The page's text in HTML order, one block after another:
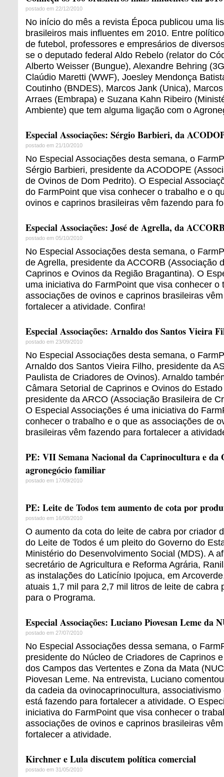
postado em 22/12/2010
No início do mês a revista Época publicou uma
brasileiros mais influentes em 2010. Entre
de futebol, professores e empresários de
se o deputado federal Aldo Rebelo (relator do
Alberto Weisser (Bungue), Alexandre Behring
Claúdio Maretti (WWF), Joesley Mendonça
Coutinho (BNDES), Marcos Jank (Unica),
Arraes (Embrapa) e Suzana Kahn Ribeiro
Ambiente) que tem alguma ligação com o
Especial Associações: Sérgio Barbieri, da
postado em 21/10/2010
No Especial Associações desta semana, o
Sérgio Barbieri, presidente da ACODOPE
de Ovinos de Dom Pedrito). O Especial
do FarmPoint que visa conhecer o trabalho e o
ovinos e caprinos brasileiras vêm fazendo para
Especial Associações: José de Agrella, da
postado em 05/10/2010
No Especial Associações desta semana, o
de Agrella, presidente da ACCORB (Associação
Caprinos e Ovinos da Região Bragantina). O
uma iniciativa do FarmPoint que visa conhecer o
associações de ovinos e caprinos brasileiras
fortalecer a atividade. Confira!
Especial Associações: Arnaldo dos Santos Vieira
postado em 23/09/2010
No Especial Associações desta semana, o
Arnaldo dos Santos Vieira Filho, presidente da
Paulista de Criadores de Ovinos). Arnaldo
Câmara Setorial de Caprinos e Ovinos do
presidente da ARCO (Associação Brasileira de
O Especial Associações é uma iniciativa do
conhecer o trabalho e o que as associações de
brasileiras vêm fazendo para fortalecer a
PE: VII Semana Nacional da Caprinocultura e da
agronegócio familiar
postado em 17/09/2010
PE: Leite de Todos tem aumento de cota por
postado em 16/08/2010
O aumento da cota do leite de cabra por criador
do Leite de Todos é um pleito do Governo do
Ministério do Desenvolvimento Social (MDS). A
secretário de Agricultura e Reforma Agrária,
as instalações do Laticínio Ipojuca, em
atuais 1,7 mil para 2,7 mil litros de leite de cabra
para o Programa.
Especial Associações: Luciano Piovesan Leme da
postado em 27/07/2010
No Especial Associações dessa semana, o
presidente do Núcleo de Criadores de Caprinos
dos Campos das Vertentes e Zona da Mata
Piovesan Leme. Na entrevista, Luciano
da cadeia da ovinocaprinocultura,
está fazendo para fortalecer a atividade. O
iniciativa do FarmPoint que visa conhecer o
associações de ovinos e caprinos brasileiras
fortalecer a atividade.
Kirchner e Lula discutem política comercial
postado em 31/05/2010